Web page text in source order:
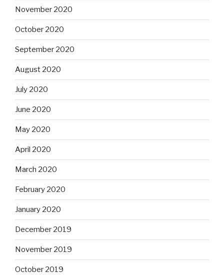
November 2020
October 2020
September 2020
August 2020
July 2020
June 2020
May 2020
April 2020
March 2020
February 2020
January 2020
December 2019
November 2019
October 2019